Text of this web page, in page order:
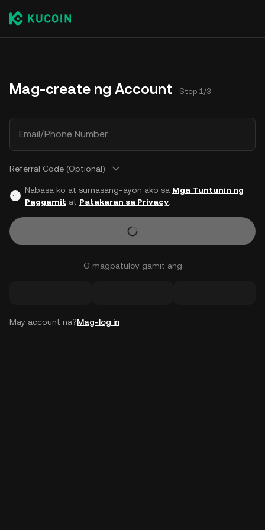
Mag-create ng Account Step 1/3
Email/Phone Number
Referral Code (Optional)
Nabasa ko at sumasang-ayon ako sa Mga Tuntunin ng
Paggamit at Patakaran sa Privacy.
O magpatuloy gamit ang
May account na?Mag-log in